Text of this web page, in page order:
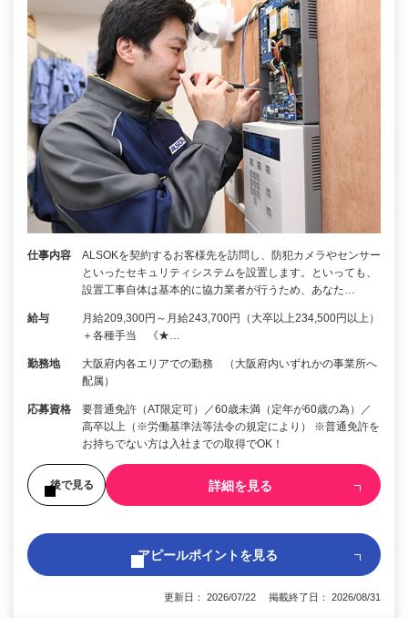
仕事内容
ALSOKを契約するお客様先を訪問し、防犯カメラやセンサー
といったセキュリティシステムを設置します。といっても、
設置工事自体は基本的に協力業者が行うため、あなた…
給与
月給209,300円～月給243,700円（大卒以上234,500円以上）
＋各種手当 《★…
勤務地
大阪府内各エリアでの勤務 （大阪府内いずれかの事業所へ
配属）
応募資格
要普通免許（AT限定可）／60歳未満（定年が60歳の為）／
高卒以上（※労働基準法等法令の規定により） ※普通免許を
お持ちでない方は入社までの取得でOK！
後で見る 詳細を見る
アピールポイントを見る
更新日： 2026/07/22 掲載終了日： 2026/08/31